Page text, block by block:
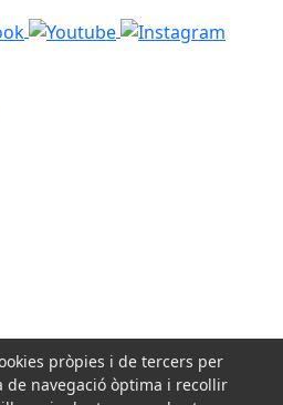
pròpies i de tercers per
navegació òptima i recollir